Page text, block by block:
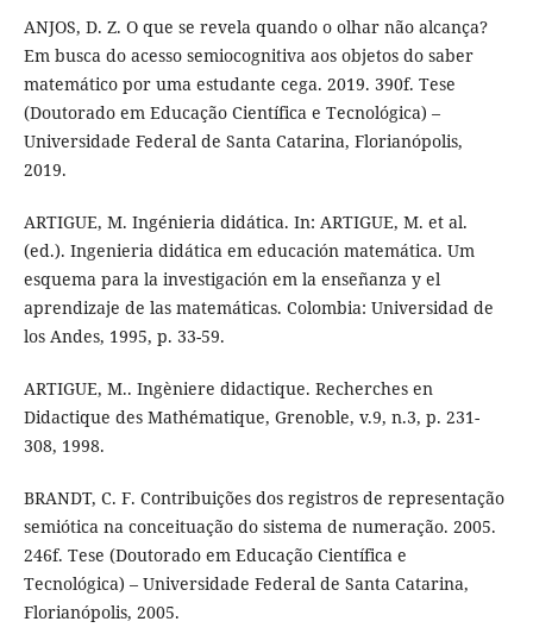
ANJOS, D. Z. O que se revela quando o olhar não alcança?
Em busca do acesso semiocognitiva aos objetos do saber
matemático por uma estudante cega. 2019. 390f. Tese
(Doutorado em Educação Científica e Tecnológica) –
Universidade Federal de Santa Catarina, Florianópolis,
2019.
ARTIGUE, M. Ingénieria didática. In: ARTIGUE, M. et al.
(ed.). Ingenieria didática em educación matemática. Um
esquema para la investigación em la enseñanza y el
aprendizaje de las matemáticas. Colombia: Universidad de
los Andes, 1995, p. 33-59.
ARTIGUE, M.. Ingèniere didactique. Recherches en
Didactique des Mathématique, Grenoble, v.9, n.3, p. 231-
308, 1998.
BRANDT, C. F. Contribuições dos registros de representação
semiótica na conceituação do sistema de numeração. 2005.
246f. Tese (Doutorado em Educação Científica e
Tecnológica) – Universidade Federal de Santa Catarina,
Florianópolis, 2005.